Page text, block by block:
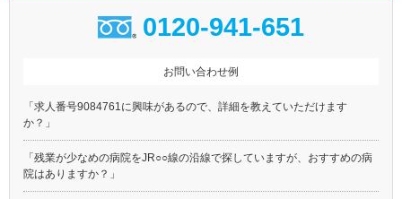
0120-941-651
お問い合わせ例
「求人番号9084761に興味があるので、詳細を教えていただけます
か？」
「残業が少なめの病院をJR○○線の沿線で探していますが、おすすめの病
院はありますか？」